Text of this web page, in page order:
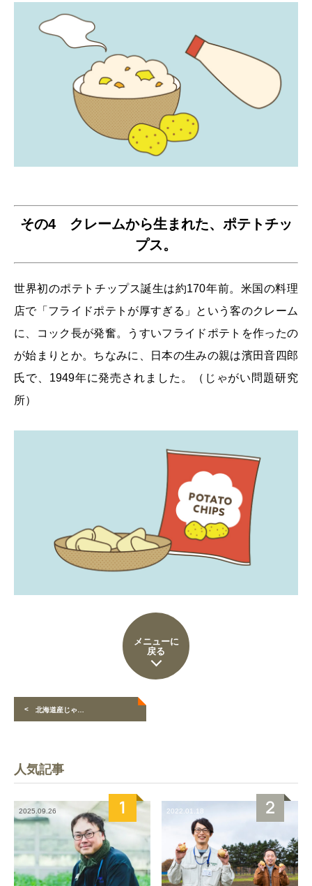
その4 クレームから生まれた、ポテトチッ
プス。
世界初のポテトチップス誕生は約170年前。米国の料理
店で「フライドポテトが厚すぎる」という客のクレーム
に、コック長が発奮。うすいフライドポテトを作ったの
が始まりとか。ちなみに、日本の生みの親は濱田音四郎
氏で、1949年に発売されました。（じゃがい問題研究
所）
メニューに
戻る
<
人気記事
2025.09.26 2022.01.18